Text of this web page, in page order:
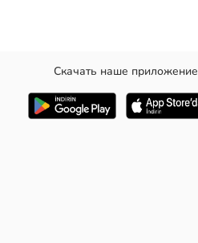
и нижний край на резинке.
Скачать наше приложение